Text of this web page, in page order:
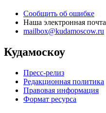
Сообщить об ошибке
Наша электронная почта
mailbox@kudamoscow.ru
Кудамоскоу
Пресс-релиз
Редакционная политика
Правовая информация
Формат ресурса